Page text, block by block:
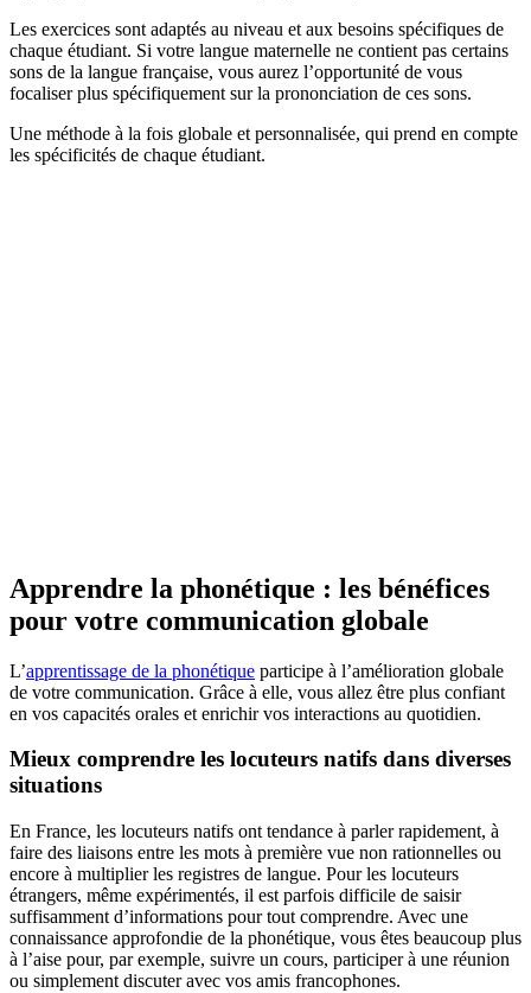
Les exercices sont adaptés au niveau et aux besoins spécifiques de
chaque étudiant. Si votre langue maternelle ne contient pas certains
sons de la langue française, vous aurez l’opportunité de vous
focaliser plus spécifiquement sur la prononciation de ces sons.
Une méthode à la fois globale et personnalisée, qui prend en compte
les spécificités de chaque étudiant.
Apprendre la phonétique : les bénéfices
pour votre communication globale
L’apprentissage de la phonétique participe à l’amélioration globale
de votre communication. Grâce à elle, vous allez être plus confiant
en vos capacités orales et enrichir vos interactions au quotidien.
Mieux comprendre les locuteurs natifs dans diverses
situations
En France, les locuteurs natifs ont tendance à parler rapidement, à
faire des liaisons entre les mots à première vue non rationnelles ou
encore à multiplier les registres de langue. Pour les locuteurs
étrangers, même expérimentés, il est parfois difficile de saisir
suffisamment d’informations pour tout comprendre. Avec une
connaissance approfondie de la phonétique, vous êtes beaucoup plus
à l’aise pour, par exemple, suivre un cours, participer à une réunion
ou simplement discuter avec vos amis francophones.